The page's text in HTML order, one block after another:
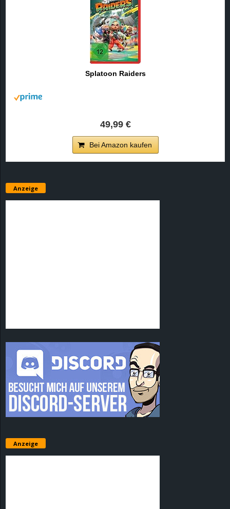
Splatoon Raiders
49,99 €
Bei Amazon kaufen
Anzeige
Anzeige